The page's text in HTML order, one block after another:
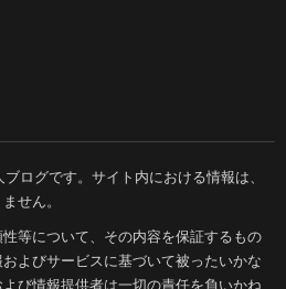
ログです。サイト内における情報は、
せん。
等について、その内容を保証するもの
よびサービスに基づいて被ったいかな
び情報提供者は一切の責任を負いかね